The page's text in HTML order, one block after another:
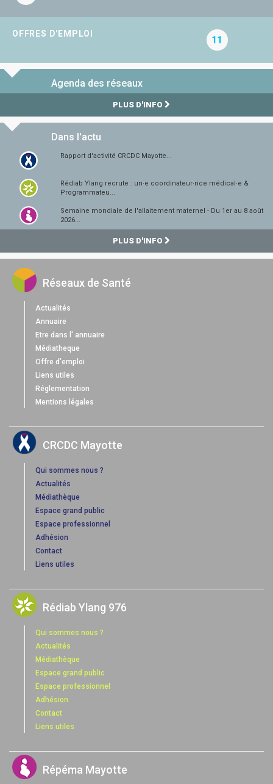
OFFRES D'EMPLOI
11
Agenda des réseaux
PLUS D'INFO
Dans l'actu
Rapport d'activité CRCDC Mayotte...
Rédiab Ylang recrute : un·e coordinateur·rice médical·e &
Programmateu...
Semaine mondiale de l'allaitement maternel - Du 1er au 8 août
2026...
PLUS D'INFO
Réseaux de Santé
Actualités
Annuaire
Etre dans l' annuaire
Médiatheque
Offre d'emploi
Liens utiles
Réglementation
Mentions légales
CRCDC Mayotte
Qui sommes nous ?
Actualités
Médiathèque
Espace grand public
Espace professionnel
Adhésion
Contact
Liens utiles
Rédiab Ylang 976
Qui sommes nous ?
Actualités
Médiathèque
Espace grand public
Espace professionnel
Adhésion
Contact
Liens utiles
Répéma Mayotte